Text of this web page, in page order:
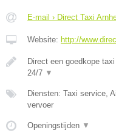
E-mail › Direct Taxi
Website: http://
Direct een goedkope
24/7 ▼
Diensten: Taxi service,
vervoer
Openingstijden ▼